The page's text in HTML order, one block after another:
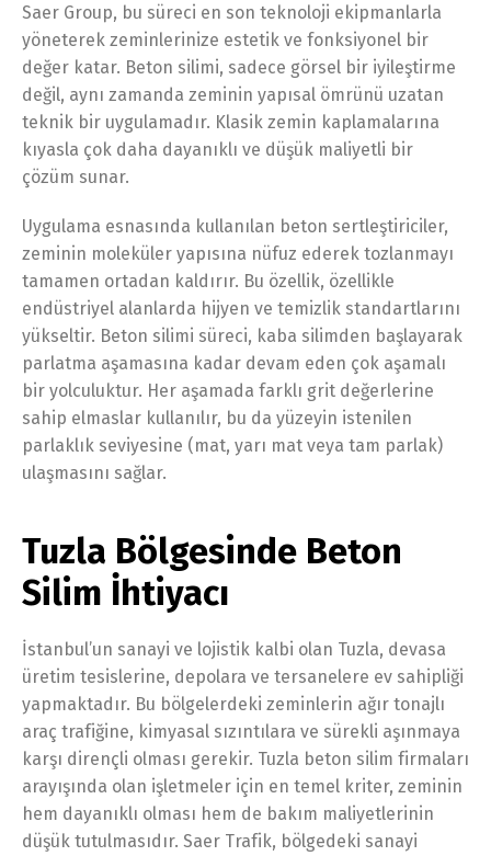
Saer Group, bu süreci en son teknoloji ekipmanlarla
yöneterek zeminlerinize estetik ve fonksiyonel bir
değer katar. Beton silimi, sadece görsel bir iyileştirme
değil, aynı zamanda zeminin yapısal ömrünü uzatan
teknik bir uygulamadır. Klasik zemin kaplamalarına
kıyasla çok daha dayanıklı ve düşük maliyetli bir
çözüm sunar.
Uygulama esnasında kullanılan beton sertleştiriciler,
zeminin moleküler yapısına nüfuz ederek tozlanmayı
tamamen ortadan kaldırır. Bu özellik, özellikle
endüstriyel alanlarda hijyen ve temizlik standartlarını
yükseltir. Beton silimi süreci, kaba silimden başlayarak
parlatma aşamasına kadar devam eden çok aşamalı
bir yolculuktur. Her aşamada farklı grit değerlerine
sahip elmaslar kullanılır, bu da yüzeyin istenilen
parlaklık seviyesine (mat, yarı mat veya tam parlak)
ulaşmasını sağlar.
Tuzla Bölgesinde Beton
Silim İhtiyacı
İstanbul’un sanayi ve lojistik kalbi olan Tuzla, devasa
üretim tesislerine, depolara ve tersanelere ev sahipliği
yapmaktadır. Bu bölgelerdeki zeminlerin ağır tonajlı
araç trafiğine, kimyasal sızıntılara ve sürekli aşınmaya
karşı dirençli olması gerekir. Tuzla beton silim firmaları
arayışında olan işletmeler için en temel kriter, zeminin
hem dayanıklı olması hem de bakım maliyetlerinin
düşük tutulmasıdır. Saer Trafik, bölgedeki sanayi